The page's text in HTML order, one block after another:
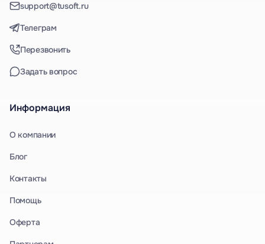
support@tusoft.ru
Телеграм
Перезвонить
Задать вопрос
Информация
О компании
Блог
Контакты
Помощь
Оферта